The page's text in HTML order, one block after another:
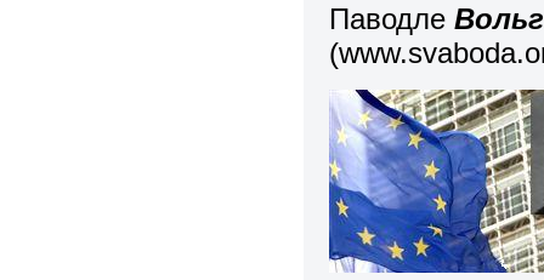
Паводле